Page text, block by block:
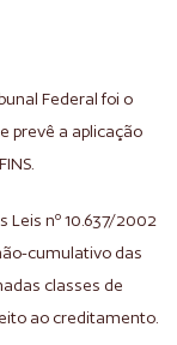
Federal foi o
prevê a aplicação
nº 10.637/2002
cumulativo das
classes de
ao creditamento.